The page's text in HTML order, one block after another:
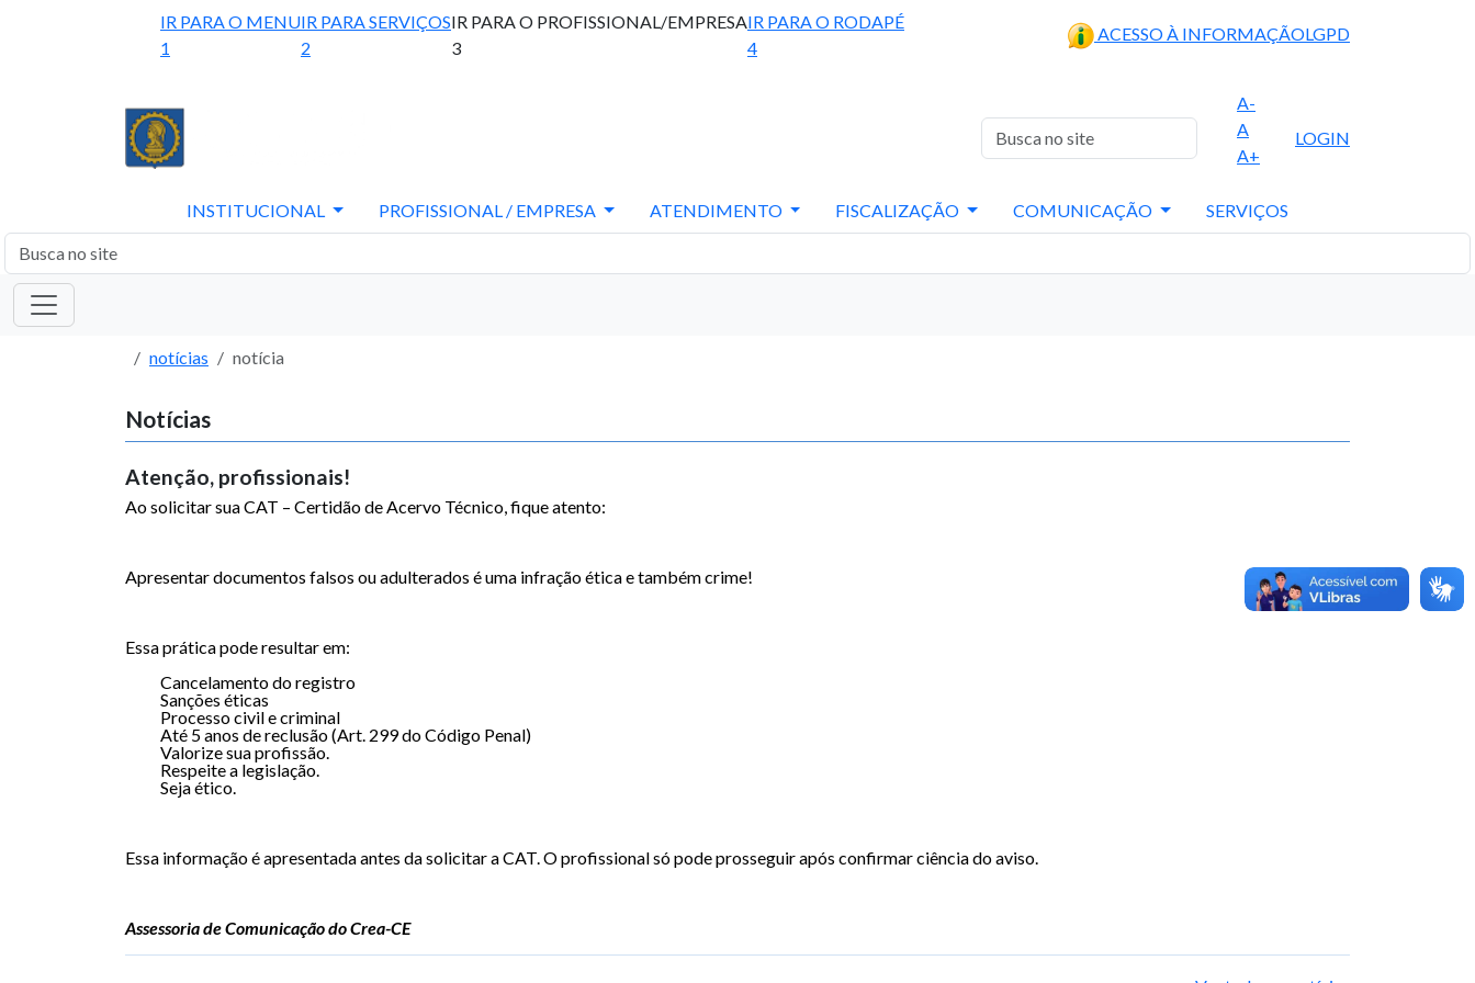
IR PARA O MENU
1
IR PARA SERVIÇOS
2
IR PARA O PROFISSIONAL/EMPRESA
3
IR PARA O RODAPÉ
4
ACESSO À INFORMAÇÃOLGPD
A-
A
A+
LOGIN
INSTITUCIONAL PROFISSIONAL / EMPRESA ATENDIMENTO FISCALIZAÇÃO COMUNICAÇÃO SERVIÇOS
notícias notícia
Notícias
Atenção, profissionais!
Ao solicitar sua CAT – Certidão de Acervo Técnico, fique atento:
Apresentar documentos falsos ou adulterados é uma infração ética e também crime!
Essa prática pode resultar em:
Cancelamento do registro
Sanções éticas
Processo civil e criminal
Até 5 anos de reclusão (Art. 299 do Código Penal)
Valorize sua profissão.
Respeite a legislação.
Seja ético.
Essa informação é apresentada antes da solicitar a CAT. O profissional só pode prosseguir após confirmar ciência do aviso.
Assessoria de Comunicação do Crea-CE